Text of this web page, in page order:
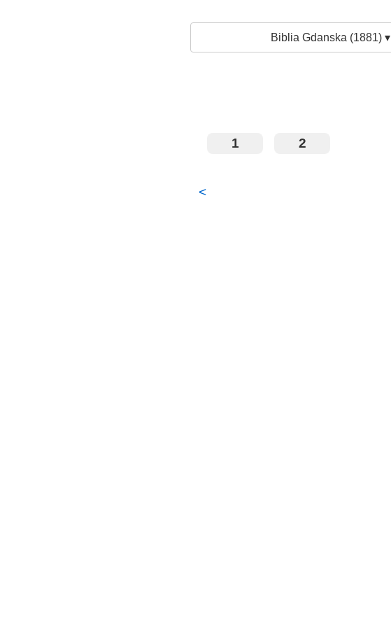
Biblia Gdanska (1881) ▾
1 2
<